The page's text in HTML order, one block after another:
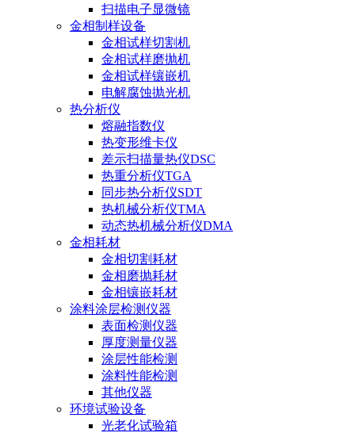
扫描电子显微镜
金相制样设备
金相试样切割机
金相试样磨抛机
金相试样镶嵌机
电解腐蚀抛光机
热分析仪
熔融指数仪
热变形维卡仪
差示扫描量热仪DSC
热重分析仪TGA
同步热分析仪SDT
热机械分析仪TMA
动态热机械分析仪DMA
金相耗材
金相切割耗材
金相磨抛耗材
金相镶嵌耗材
涂料涂层检测仪器
表面检测仪器
厚度测量仪器
涂层性能检测
涂料性能检测
其他仪器
环境试验设备
光老化试验箱